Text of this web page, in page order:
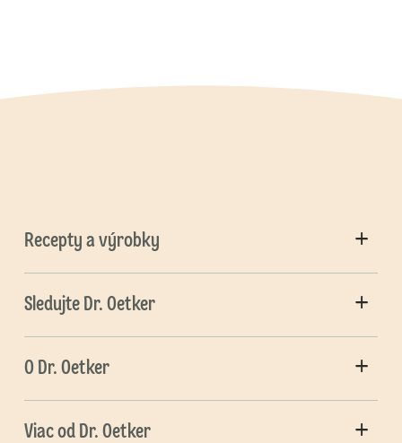
Recepty a výrobky
Sledujte Dr. Oetker
O Dr. Oetker
Viac od Dr. Oetker